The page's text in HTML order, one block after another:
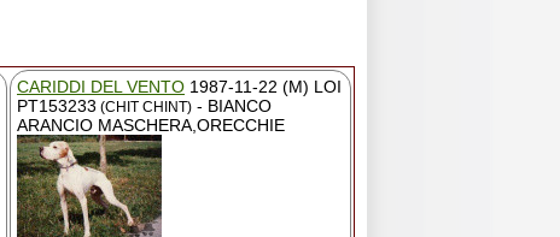
CARIDDI DEL VENTO 1987-11-22 (M) LOI
PT153233 (CHIT CHINT) - BIANCO
ARANCIO MASCHERA,ORECCHIE